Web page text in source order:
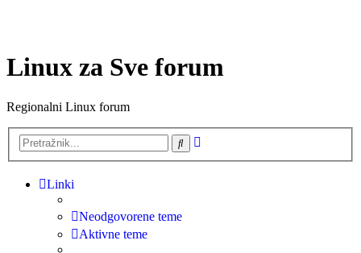
Linux za Sve forum
Regionalni Linux forum
Pretražnik
Linki
Neodgovorene teme
Aktivne teme